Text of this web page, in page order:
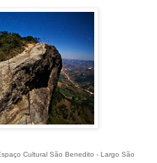
Cultural São Benedito - Largo São